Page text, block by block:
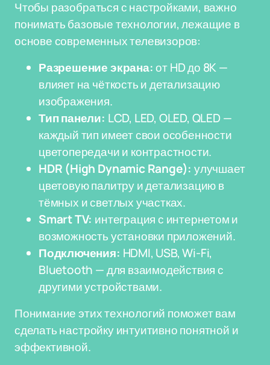
Чтобы разобраться с настройками, важно
понимать базовые технологии, лежащие в
основе современных телевизоров:
Разрешение экрана:от HD до 8K —
влияет на чёткость и детализацию
изображения.
Тип панели: LCD, LED, OLED, QLED —
каждый тип имеет свои особенности
цветопередачи и контрастности.
HDR (High Dynamic Range): улучшает
цветовую палитру и детализацию в
тёмных и светлых участках.
Smart TV: интеграция с интернетом и
возможность установки приложений.
Подключения: HDMI, USB, Wi-Fi,
Bluetooth — для взаимодействия с
другими устройствами.
Понимание этих технологий поможет вам
сделать настройку интуитивно понятной и
эффективной.